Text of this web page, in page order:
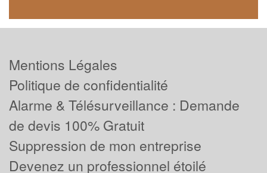
Mentions Légales
Politique de confidentialité
Alarme & Télésurveillance : Demande
de devis 100% Gratuit
Suppression de mon entreprise
Devenez un professionnel étoilé